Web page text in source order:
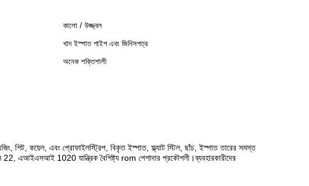
কালো / উজ্জ্বল
খাদ ইস্পাত পাইপ এবং জিনিসপত্র
অনেক শক্তিশালী
কয়েল, এবং প্রোফাইলস্ট্রিপ, বিকৃত ইস্পাত, ফ্ল্যাট স্টিল, ছাঁচ, ইস্পাত তারের সমস্ত
এআইএসআই 1020 যান্ত্রিক বৈশিষ্ট্য rom পেশাদার প্রকৌশলী।ব্যবহারকারীদের